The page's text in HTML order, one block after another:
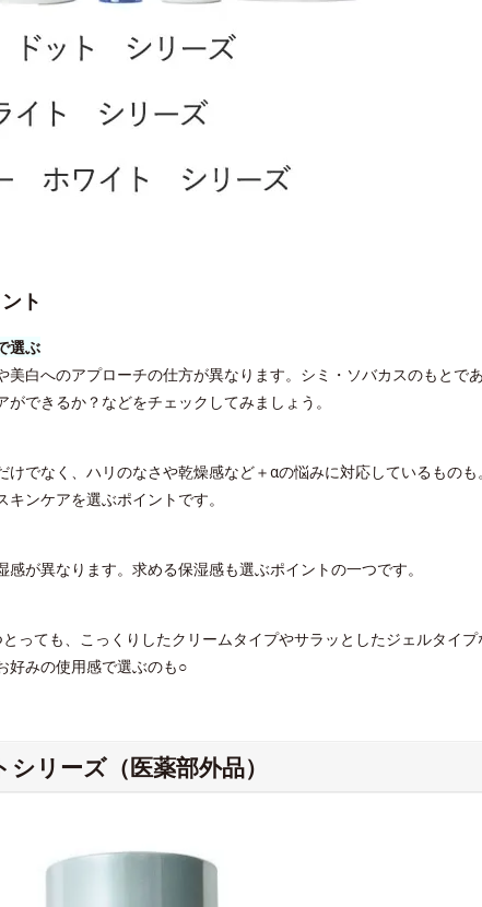
ト
選ぶ
美白へのアプローチの仕方が異なります。シミ・ソバカスのもとで
できるか？などをチェックしてみましょう。
けでなく、ハリのなさや乾燥感など＋αの悩みに対応しているもの
ンケアを選ぶポイントです。
が異なります。求める保湿感も選ぶポイントの一つです。
っても、こっくりしたクリームタイプやサラッとしたジェルタイ
好みの使用感で選ぶのも○
リーズ（医薬部外品）